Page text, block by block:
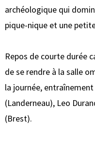
archéologique qui
pique-nique et une
Repos de courte durée
de se rendre à la salle
la journée,
(Landerneau), Leo
(Brest).